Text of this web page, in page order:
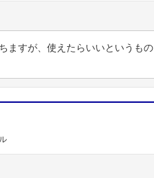
ますが、使えたらいいというもの